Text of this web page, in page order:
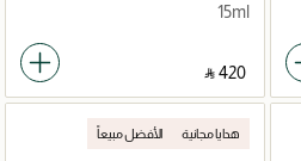
15ml
‎ ⃁ ⁦420⁩ ‎
هدايا مجانية الأفضل مبيعاً